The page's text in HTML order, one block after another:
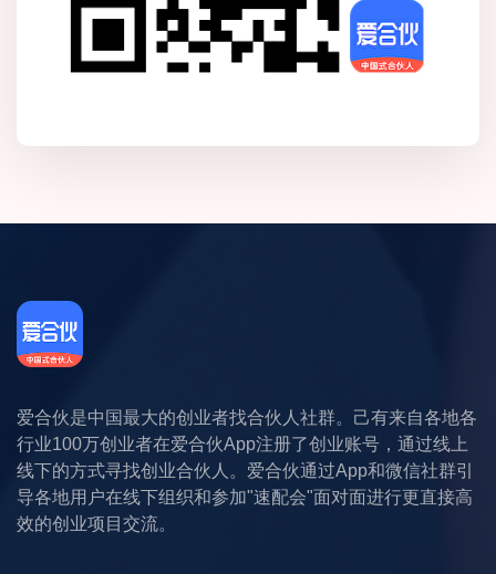
爱合伙是中国最大的创业者找合伙人社群。己有来自各地各
行业100万创业者在爱合伙App注册了创业账号，通过线上
线下的方式寻找创业合伙人。爱合伙通过App和微信社群引
导各地用户在线下组织和参加"速配会"面对面进行更直接高
效的创业项目交流。